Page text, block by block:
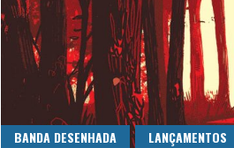
BANDA DESENHADA LANÇAMENTOS